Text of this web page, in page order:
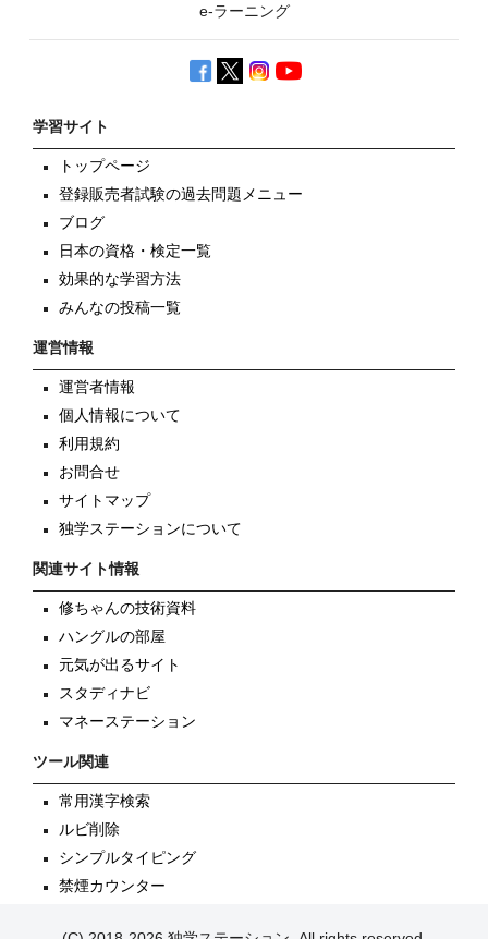
e-ラーニング
学習サイト
トップページ
登録販売者試験の過去問題メニュー
ブログ
日本の資格・検定一覧
効果的な学習方法
みんなの投稿一覧
運営情報
運営者情報
個人情報について
利用規約
お問合せ
サイトマップ
独学ステーションについて
関連サイト情報
修ちゃんの技術資料
ハングルの部屋
元気が出るサイト
スタディナビ
マネーステーション
ツール関連
常用漢字検索
ルビ削除
シンプルタイピング
禁煙カウンター